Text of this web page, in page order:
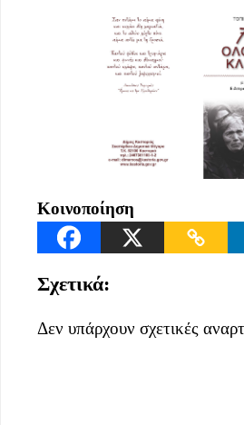
Κοινοποίηση
Σχετικά:
Δεν υπάρχουν σχετικές